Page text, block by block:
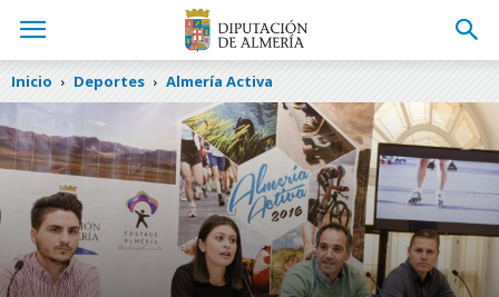
Inicio Deportes Almería Activa